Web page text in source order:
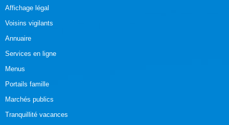
Affichage légal
Voisins vigilants
Annuaire
Services en ligne
Menus
Portails famille
Marchés publics
Tranquillité vacances